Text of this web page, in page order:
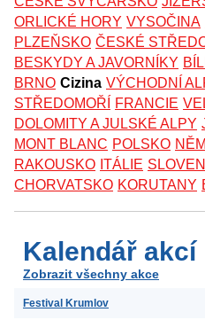
ORLICKÉ HORY VYSOČINA
PLZEŇSKO ČESKÉ
BESKYDY A JAVORNÍKY
BRNO Cizina VÝCHODNÍ
STŘEDOMOŘÍ
FRANCIE
DOLOMITY A JULSKÉ ALPY
MONT BLANC POLSKO
RAKOUSKO ITÁLIE
CHORVATSKO KORUTANY
Kalendář akcí
Zobrazit všechny akce
Festival Krumlov